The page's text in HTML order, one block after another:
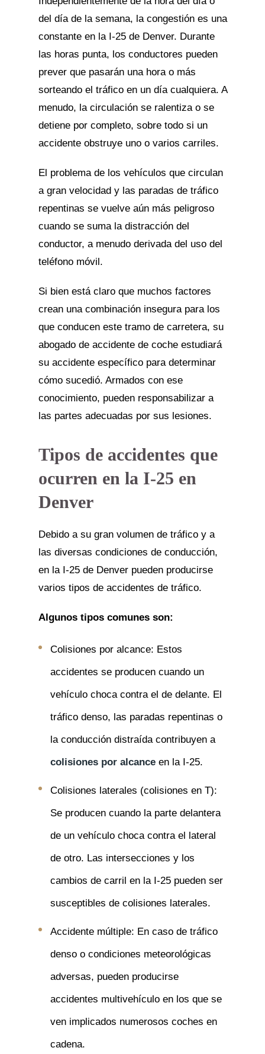
del día de la semana, la congestión es una
constante en la I-25 de Denver. Durante
las horas punta, los conductores pueden
prever que pasarán una hora o más
sorteando el tráfico en un día cualquiera. A
menudo, la circulación se ralentiza o se
detiene por completo, sobre todo si un
accidente obstruye uno o varios carriles.
El problema de los vehículos que circulan
a gran velocidad y las paradas de tráfico
repentinas se vuelve aún más peligroso
cuando se suma la distracción del
conductor, a menudo derivada del uso del
teléfono móvil.
Si bien está claro que muchos factores
crean una combinación insegura para los
que conducen este tramo de carretera, su
abogado de accidente de coche estudiará
su accidente específico para determinar
cómo sucedió. Armados con ese
conocimiento, pueden responsabilizar a
las partes adecuadas por sus lesiones.
Tipos de accidentes que
ocurren en la I-25 en
Denver
Debido a su gran volumen de tráfico y a
las diversas condiciones de conducción,
en la I-25 de Denver pueden producirse
varios tipos de accidentes de tráfico.
Algunos tipos comunes son:
Colisiones por alcance: Estos
accidentes se producen cuando un
vehículo choca contra el de delante. El
tráfico denso, las paradas repentinas o
la conducción distraída contribuyen a
colisiones por alcanceen la I-25.
Colisiones laterales (colisiones en T):
Se producen cuando la parte delantera
de un vehículo choca contra el lateral
de otro. Las intersecciones y los
cambios de carril en la I-25 pueden ser
susceptibles de colisiones laterales.
Accidente múltiple: En caso de tráfico
denso o condiciones meteorológicas
adversas, pueden producirse
accidentes multivehículo en los que se
ven implicados numerosos coches en
cadena.